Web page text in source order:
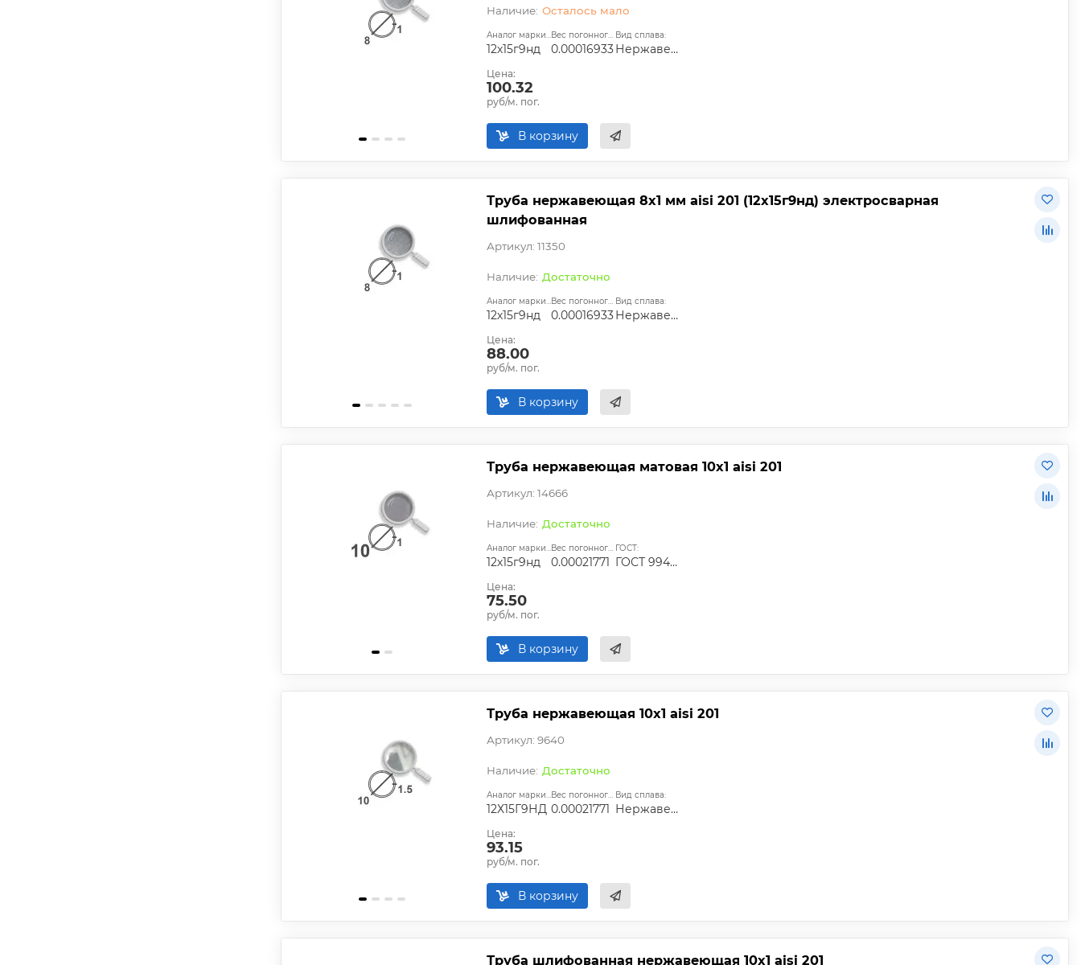
Осталось мало
Аналог марки стали:
12х15г9нд
Вес погонного метра, т.:
0.00016933
Вид сплава:
Нержавеющий
Цена:
100.32
руб/м. пог.
В корзину
Труба нержавеющая 8х1 мм aisi 201 (12х15г9нд) электросварная
шлифованная
Артикул: 11350
Достаточно
Аналог марки стали:
12х15г9нд
Вес погонного метра, т.:
0.00016933
Вид сплава:
Нержавеющая сталь
Цена:
88.00
руб/м. пог.
В корзину
Труба нержавеющая матовая 10х1 aisi 201
Артикул: 14666
Достаточно
Аналог марки стали:
12х15г9нд
Вес погонного метра, т.:
0.00021771
ГОСТ:
ГОСТ 9940-81
Цена:
75.50
руб/м. пог.
В корзину
Труба нержавеющая 10х1 aisi 201
Артикул: 9640
Достаточно
Аналог марки стали:
12Х15Г9НД
Вес погонного метра, т.:
0.00021771
Вид сплава:
Нержавеющий
Цена:
93.15
руб/м. пог.
В корзину
Труба шлифованная нержавеющая 10х1 aisi 201